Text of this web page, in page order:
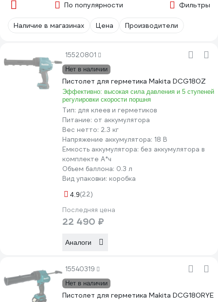
По популярности Фильтры
Наличие в магазинах Цена Производители
15520801
Нет в наличии
Пистолет для герметика Makita DCG180Z
Эффективно: высокая сила давления и 5 ступеней
регулировки скорости поршня
Тип: для клеев и герметиков
Питание: от аккумулятора
Вес нетто: 2.3 кг
Напряжение аккумулятора: 18 В
Емкость аккумулятора: без аккумулятора в
комплекте А*ч
Объем баллона: 0.3 л
Вид упаковки: коробка
4.9(22)
Последняя цена
22 490 ₽
Аналоги
15540319
Нет в наличии
Пистолет для герметика Makita DCG180RYE